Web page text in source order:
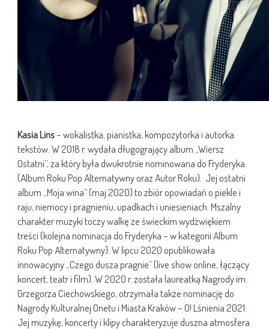
Kasia Lins– wokalistka, pianistka, kompozytorka i autorka
tekstów. W 2018 r. wydała długogrający album „Wiersz
Ostatni”, za który była dwukrotnie nominowana do Fryderyka
(Album Roku Pop Alternatywny oraz Autor Roku). Jej ostatni
album „Moja wina” (maj 2020) to zbiór opowiadań o piekle i
raju, niemocy i pragnieniu, upadkach i uniesieniach. Mszalny
charakter muzyki toczy walkę ze świeckim wydźwiękiem
treści (kolejna nominacja do Fryderyka – w kategorii Album
Roku Pop Alternatywny). W lipcu 2020 opublikowała
innowacyjny „Czego dusza pragnie” (live show online, łączący
koncert, teatr i film). W 2020 r. została laureatką Nagrody im.
Grzegorza Ciechowskiego, otrzymała także nominację do
Nagrody Kulturalnej Onetu i Miasta Kraków – O! Lśnienia 2021.
Jej muzykę, koncerty i klipy charakteryzuje duszna atmosfera